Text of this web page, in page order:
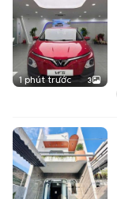
1 phút trước 3